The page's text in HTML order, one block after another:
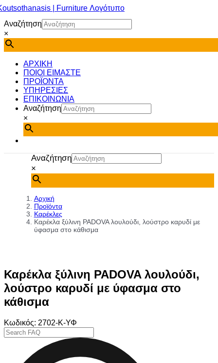
Μετάβαση
περιεχόμενο
Αναζήτηση
×
Αναζήτηση
×
ΑΡΧΙΚΗ
ΠΟΙΟΙ ΕΙΜΑΣΤΕ
ΠΡΟΪΟΝΤΑ
ΥΠΗΡΕΣΙΕΣ
ΕΠΙΚΟΙΝΩΝΙΑ
Αναζήτηση
×
Αρχική
Προϊόντα
Καρέκλες
Καρέκλα ξύλινη PADOVA λουλούδι, λούστρο καρυδί με
ύφασμα στο κάθισμα
Καρέκλα ξύλινη PADOVA λουλούδι,
λούστρο καρυδί με ύφασμα στο
κάθισμα
Κωδικός: 2702-Κ-ΥΦ